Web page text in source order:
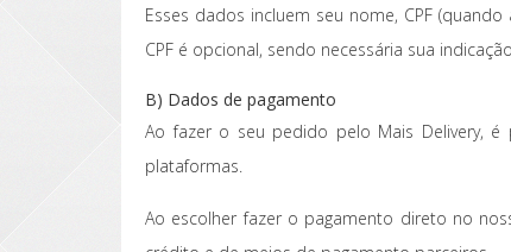
Esses dados incluem seu nome, CPF
CPF é opcional, sendo necessária sua
B) Dados de pagamento
Ao fazer o seu pedido pelo Mais Delivery,
plataformas.
Ao escolher fazer o pagamento direto no